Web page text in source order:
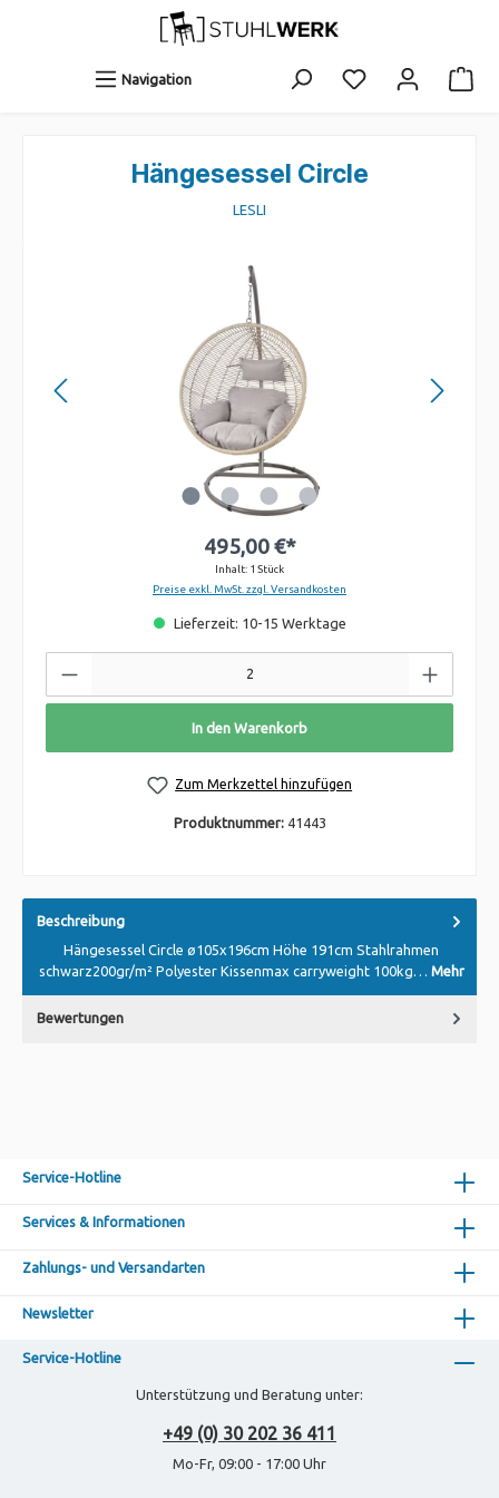
Navigation
Hängesessel Circle
LESLI
495,00 €*
Inhalt: 1 Stück
Preise exkl. MwSt. zzgl. Versandkosten
Lieferzeit: 10-15 Werktage
In den Warenkorb
Zum Merkzettel hinzufügen
Produktnummer: 41443
Beschreibung
Hängesessel Circle ø105x196cm Höhe 191cm Stahlrahmen
schwarz200gr/m² Polyester Kissenmax carryweight 100kg… Mehr
Bewertungen
Service-Hotline
Services & Informationen
Zahlungs- und Versandarten
Newsletter
Service-Hotline
Unterstützung und Beratung unter:
+49 (0) 30 202 36 411
Mo-Fr, 09:00 - 17:00 Uhr